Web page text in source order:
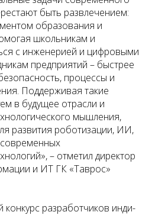
быть развлечением:
образования и
школьникам и
с инженерией и цифровыми
предприятий – быстрее
процессы и
Поддерживая такие
в будущее отрасли и
мышления,
развития роботизации, ИИ,
, – отметил директор
и ИТ ГК «Таврос»
разработчиков инди-